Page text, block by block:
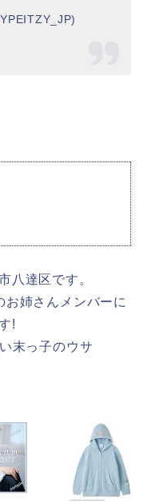
八達区です。
姉さんメンバーに
!
末っ子のウサ